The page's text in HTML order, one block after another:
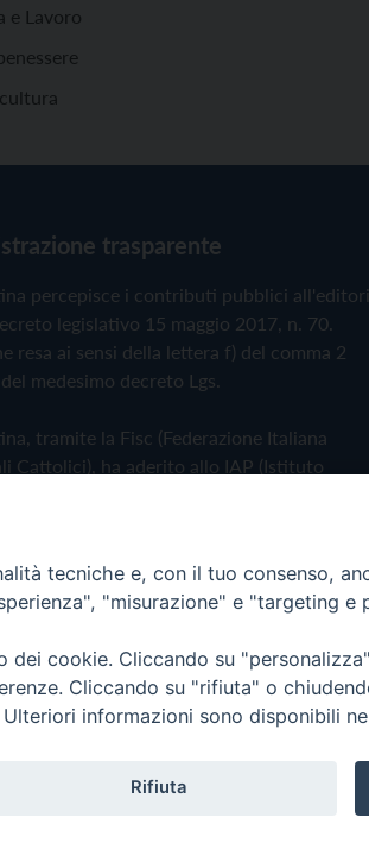
e Lavoro
trasparente
percepisce i contributi pubblici
legislativo 15 maggio 2017, n. 70.
resa ai sensi della lettera f) del comma 2
medesimo decreto Lgs.
tramite la Fisc (Federazione Italiana
Cattolici), ha aderito allo IAP (Istituto
Cookie Policy
tecniche e, con il tuo consenso,
"misurazione" e "targeting
cookie. Cliccando su
Cliccando su "rifiuta" o
informazioni sono disponibili
Rifiuta